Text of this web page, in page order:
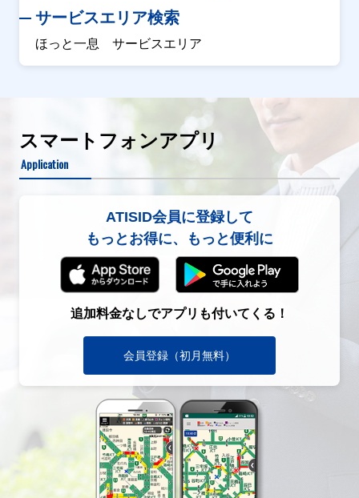
サービスエリア検索
ほっと一息 サービスエリア
スマートフォンアプリ
Application
ATISID会員に登録して
もっとお得に、もっと便利に
追加料金なしでアプリも付いてくる！
会員登録（初月無料）